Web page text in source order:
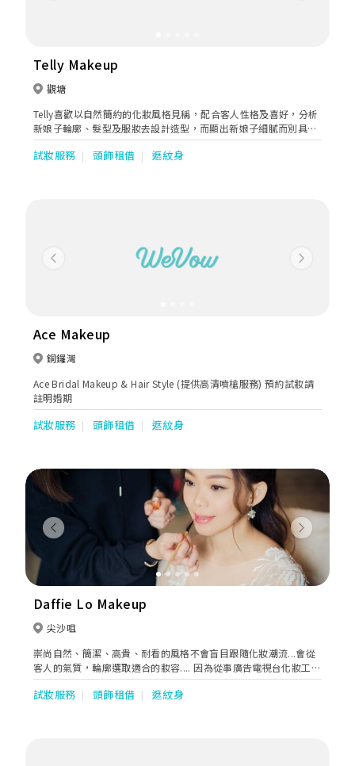
Telly Makeup
觀塘
Telly喜歡以自然簡約的化妝風格見稱，配合客人性格及喜好，分析
新娘子輪廓、髮型及服妝去設計造型，而顯出新娘子細膩而別具清
新的動人妝容。
試妝服務 頭飾租借 遮紋身
Previous Next
Ace Makeup
銅鑼灣
Ace Bridal Makeup & Hair Style (提供高清噴槍服務) 預約試妝請
註明婚期
試妝服務 頭飾租借 遮紋身
Previous Next
Daffie Lo Makeup
尖沙咀
崇尚自然、簡潔、高貴、耐看的風格不會盲目跟隨化妝潮流...會從
客人的氣質，輪廓選取適合的妝容.... 因為從事廣告電視台化妝工
作， 更能輕易掌握過鏡和現場，妝容的濃淡..... Daffe亦十分注重和
新娘子的溝通， 因為相信除了好的技術外，良好溝通才能令新娘在
試妝服務 頭飾租借 遮紋身